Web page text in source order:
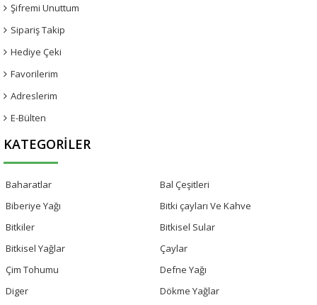
Şifremi Unuttum
Sipariş Takip
Hediye Çeki
Favorilerim
Adreslerim
E-Bülten
KATEGORILER
Baharatlar
Bal Çeşitleri
Biberiye Yağı
Bitki çayları Ve Kahve
Bitkiler
Bitkisel Sular
Bitkisel Yağlar
Çaylar
Çim Tohumu
Defne Yağı
Diger
Dökme Yağlar